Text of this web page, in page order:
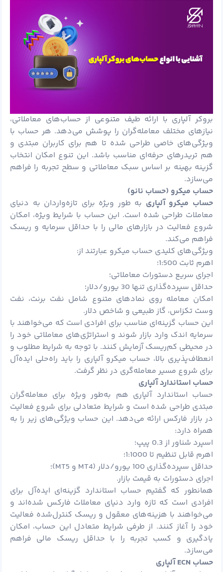
بروکر آلپاری با ارائه طیف متنوعی از حساب‌های معاملاتی،
نیازهای مختلف معامله‌گران را پوشش می‌دهد. هر حساب با
ویژگی‌های خاصی طراحی شده تا هم برای کاربران مبتدی و
هم تریدرهای حرفه‌ای مناسب باشد. این تنوع امکان انتخاب
گزینه بهینه بر اساس سبک معاملاتی و سطح تجربه را فراهم
می‌سازد.
ﺣﺴﺎب ﻣﯿﮑﺮو (ﺣﺴﺎب ﻧﺎﻧﻮ)
حساب میکرو آلپاری به طور ویژه برای تازه‌واردان به دنیای
معاملات طراحی شده است. این حساب با شرایط ویژه، امکان
شروع فعالیت در بازارهای مالی را با حداقل سرمایه و ریسک
فراهم می‌کند.
ویژگی‌های کلیدی حساب میکرو عبارتند از:
اهرم ثابت 1:500؛
اجرای سریع دستورات معاملاتی؛
حداقل سپرده‌گذاری تنها 30 یورو/دلار؛
امکان معامله روی نمادهای متنوع شامل نفت برنت، نفت
وست تکزاس، گاز طبیعی و شاخص دلار.
این حساب گزینه‌ای مناسب برای افرادی است که می‌خواهند با
سرمایه اندک وارد بازار شوند و استراتژی‌های معاملاتی خود را
در محیطی کم‌ریسک آزمایش کنند. با توجه به شرایط مطلوب و
انعطاف‌پذیری بالا، حساب میکرو آلپاری را باید راه‌حلی ایده‌آل
برای شروع مسیر معامله‌گری در نظر گرفت.
ﺣﺴﺎب استاندارد آلپاری
حساب استاندارد آلپاری هم به‌طور ویژه برای معامله‌گران
مبتدی طراحی شده است و شرایط متعادلی برای شروع فعالیت
در بازار فارکس ارائه می‌دهد. این حساب ویژگی‌های زیر را به
همراه دارد:
اسپرد شناور از 0.3 پیپ؛
اهرم قابل تنظیم تا 1:1000؛
حداقل سپرده‌گذاری 100 یورو/دلار (MT4 و MT5)؛
اجرای دستورات به قیمت بازار.
همانطور که گفتیم حساب استاندارد گزینه‌ای ایده‌آل برای
افرادی است که تازه وارد دنیای معاملات فارکس شده‌اند و
می‌خواهند با هزینه‌های معقول و ریسک کنترل‌شده فعالیت
خود را آغاز کنند. از طرفی شرایط متعادل این حساب، امکان
یادگیری و کسب تجربه را با حداقل ریسک مالی فراهم
می‌سازد.
حساب ECNآلپاری